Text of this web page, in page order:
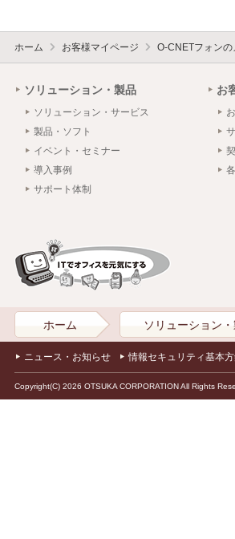
ホーム お客様マイページ O-CNETフォン
ソリューション・製品
ソリューション・サービス
製品・ソフト
イベント・セミナー
導入事例
サポート体制
お
ホーム ソリューション
ニュース・お知らせ 情報セキュリティ基本
Copyright(C) 2026 OTSUKA CORPORATION All Rights